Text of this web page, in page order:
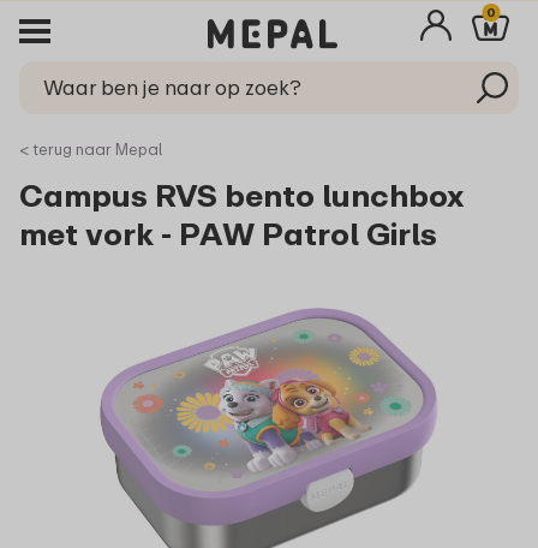
0
< terug naar Mepal
Campus RVS bento lunchbox
met vork - PAW Patrol Girls